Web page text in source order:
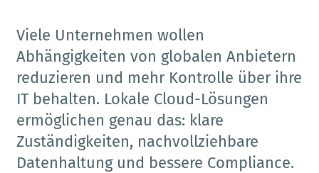
Viele Unternehmen wollen
Abhängigkeiten von globalen Anbietern
reduzieren und mehr Kontrolle über ihre
IT behalten. Lokale Cloud-Lösungen
ermöglichen genau das: klare
Zuständigkeiten, nachvollziehbare
Datenhaltung und bessere Compliance.